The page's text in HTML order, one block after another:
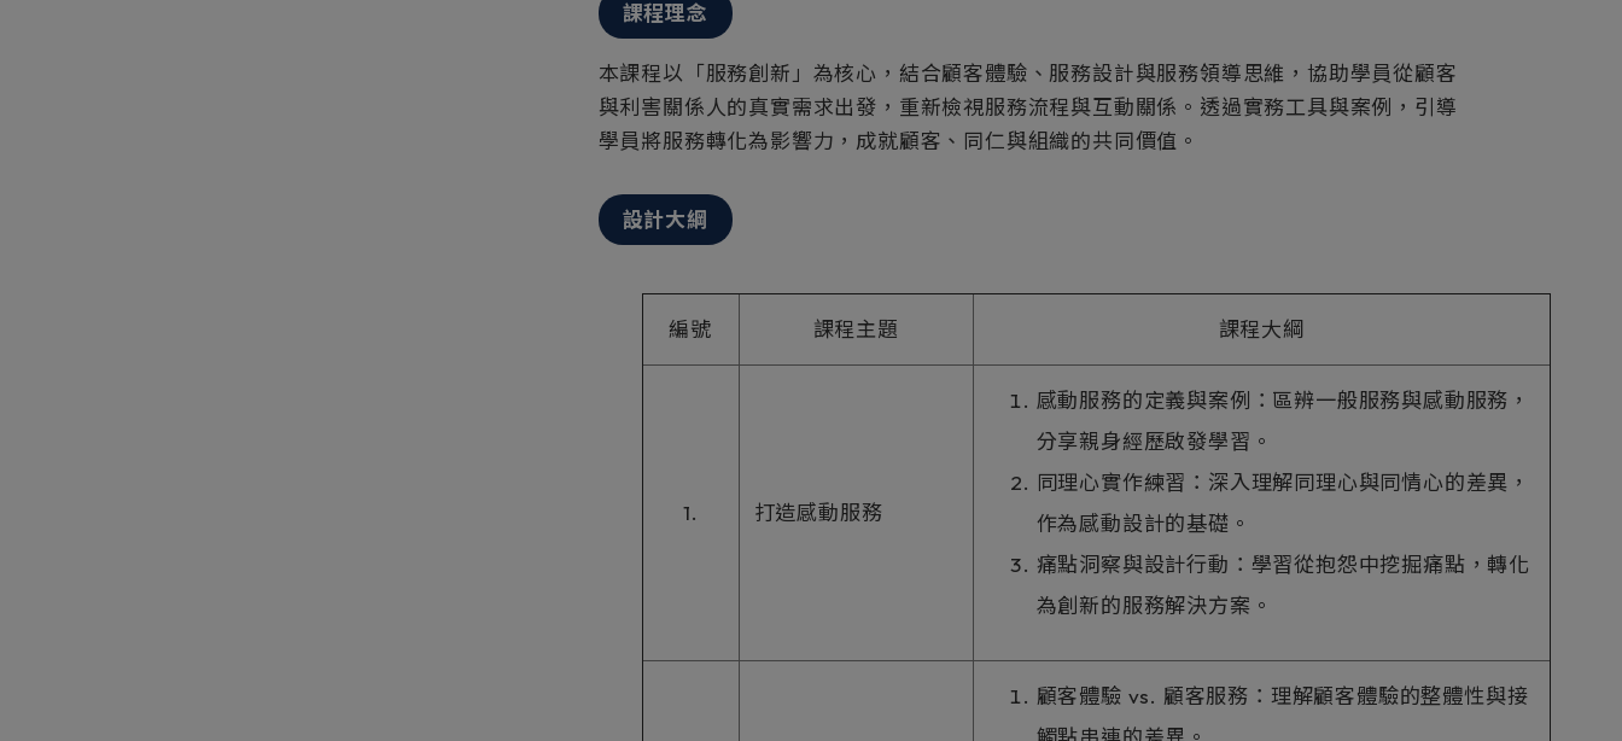
課程理念
本課程以「服務創新」為核心，結合顧客體驗、服務設計與服務領導思維，協助學員從顧客
與利害關係人的真實需求出發，重新檢視服務流程與互動關係。透過實務工具與案例，引導
學員將服務轉化為影響力，成就顧客、同仁與組織的共同價值。
設計大綱
編號 課程主題 課程大綱
1. 打造感動服務
感動服務的定義與案例：區辨一般服務與感動服務，
分享親身經歷啟發學習。
同理心實作練習：深入理解同理心與同情心的差異，
作為感動設計的基礎。
痛點洞察與設計行動：學習從抱怨中挖掘痛點，轉化
為創新的服務解決方案。
顧客體驗 vs. 顧客服務：理解顧客體驗的整體性與接